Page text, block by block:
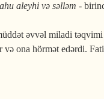
aleyhi və səlləm -
əvvəl miladi
ona hörmət edərdi.